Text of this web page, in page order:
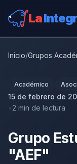
La
Inicio/Grupos
Académico
15 de febrero de
2 min de lectura
Grupo
"AEF"